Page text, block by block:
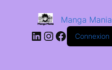
Manga Mania
Connexion